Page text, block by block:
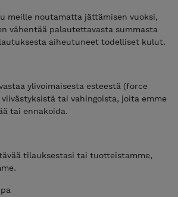
meille noutamatta jättämisen vuoksi,
vähentää palautettavasta summasta
aiheutuneet todelliset kulut.
ylivoimaisesta esteestä (force
tai vahingoista, joita emme
tai ennakoida.
tilauksestasi tai tuotteistamme,